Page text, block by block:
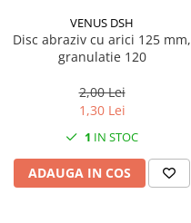
VENUS DSH
Disc abraziv cu arici 125 mm,
granulatie 120
2,00 Lei
1,30 Lei
1 IN STOC
ADAUGA IN COS